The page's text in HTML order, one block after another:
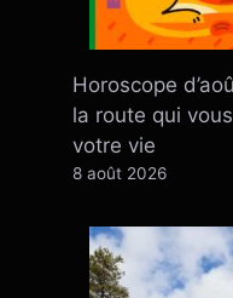
Horoscope
la route qui
votre vie
8 août 2026